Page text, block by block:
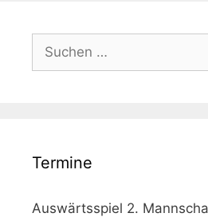
nach:
Termine
Auswärtsspiel 2.